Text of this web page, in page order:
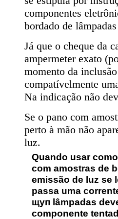
componentes
bordado de
Já que o cheque da
ampermeter exato
momento da
compatívelmente
Na indicação não
Se o pano com
perto à mão não
luz.
Quando usar
com amostras de
emissão de luz se
passa uma
щуп lâmpadas
componente